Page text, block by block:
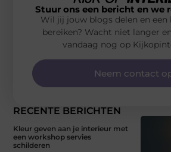
RECENTE BERICHTEN
Kleur geven aan je interieur met
een workshop servies
schilderen
Stuur ons een bericht en we
Wil jij jouw blogs delen en een
bereiken? Wacht niet langer
vandaag nog op
Neem contact